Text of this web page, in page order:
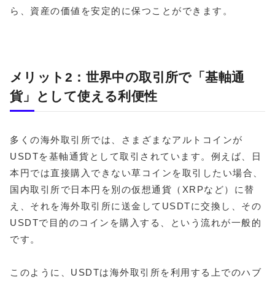
ら、資産の価値を安定的に保つことができます。
メリット2：世界中の取引所で「基軸通
貨」として使える利便性
多くの海外取引所では、さまざまなアルトコインが
USDTを基軸通貨として取引されています。例えば、日
本円では直接購入できない草コインを取引したい場合、
国内取引所で日本円を別の仮想通貨（XRPなど）に替
え、それを海外取引所に送金してUSDTに交換し、その
USDTで目的のコインを購入する、という流れが一般的
です。
このように、USDTは海外取引所を利用する上でのハブ